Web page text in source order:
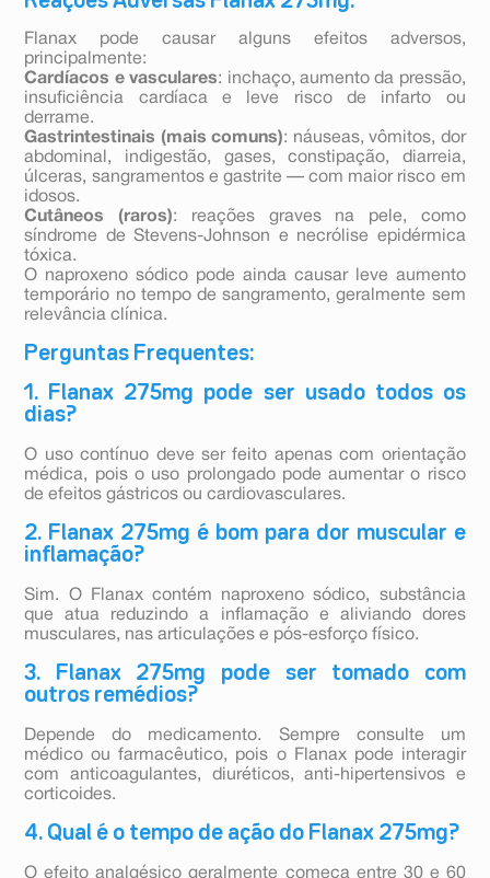
Flanax pode causar alguns efeitos adversos,
principalmente:
Cardíacos e vasculares: inchaço, aumento da pressão,
insuficiência cardíaca e leve risco de infarto ou
derrame.
Gastrintestinais (mais comuns): náuseas, vômitos, dor
abdominal, indigestão, gases, constipação, diarreia,
úlceras, sangramentos e gastrite — com maior risco em
idosos.
Cutâneos (raros): reações graves na pele, como
síndrome de Stevens-Johnson e necrólise epidérmica
tóxica.
O naproxeno sódico pode ainda causar leve aumento
temporário no tempo de sangramento, geralmente sem
relevância clínica.
Perguntas Frequentes:
1. Flanax 275mg pode ser usado todos os
dias?
O uso contínuo deve ser feito apenas com orientação
médica, pois o uso prolongado pode aumentar o risco
de efeitos gástricos ou cardiovasculares.
2. Flanax 275mg é bom para dor muscular e
inflamação?
Sim. O Flanax contém naproxeno sódico, substância
que atua reduzindo a inflamação e aliviando dores
musculares, nas articulações e pós-esforço físico.
3. Flanax 275mg pode ser tomado com
outros remédios?
Depende do medicamento. Sempre consulte um
médico ou farmacêutico, pois o Flanax pode interagir
com anticoagulantes, diuréticos, anti-hipertensivos e
corticoides.
4. Qual é o tempo de ação do Flanax 275mg?
O efeito analgésico geralmente começa entre 30 e 60